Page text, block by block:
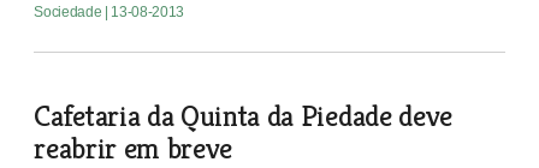
Sociedade | 13-08-2013
Cafetaria da Quinta da Piedade deve
reabrir em breve